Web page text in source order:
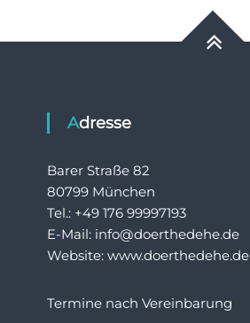
Adresse
Barer Straße 82
80799 München
Tel.: +49 176 99997193
E-Mail: info@doerthedehe.de
Website: www.doerthedehe.de
Termine nach Vereinbarung